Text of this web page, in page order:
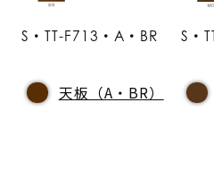
S・TT-F713・A・BR
天板（A・BR）
S・